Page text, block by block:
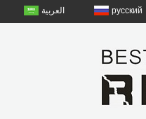
العربية русский